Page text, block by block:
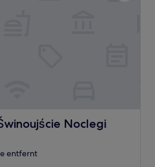
Noclegi
Noclegi
entfernt